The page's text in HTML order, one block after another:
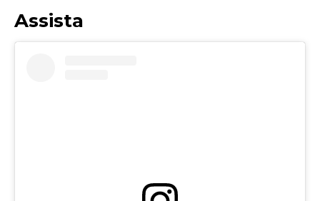
Assista